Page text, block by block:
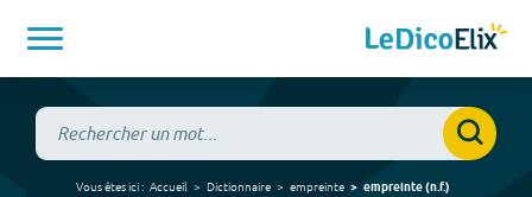
Vous êtes ici : Accueil Dictionnaire empreinte empreinte(n.f.)